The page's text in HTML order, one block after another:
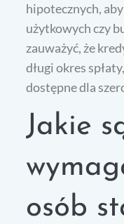
hipotecznych,
użytkowych czy
zauważyć, że
długi okres
dostępne dla
Jakie
osób